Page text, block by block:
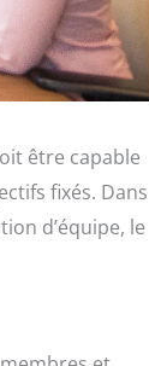
être capable
fixés. Dans
d’équipe, le